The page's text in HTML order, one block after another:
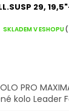
29,
SKLADEM V ESHOPU
PRO
kolo Leader